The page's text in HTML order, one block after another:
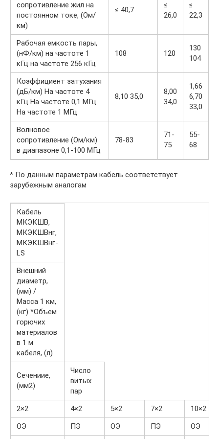
сопротивление жил на
постоянном токе, (Ом/
км)
≤ 40,7
≤
26,0
≤
22,3
Рабочая емкость пары,
(нФ/км) на частоте 1
кГц на частоте 256 кГц
108 120
130
104
Коэффициент затухания
(дБ/км) На частоте 4
кГц На частоте 0,1 МГц
На частоте 1 МГц
8,10 35,0
8,00
34,0
1,66
6,70
33,0
Волновое
сопротивление (Ом/км)
в диапазоне 0,1-100 МГц
78-83
71-
75
55-
68
* По данным параметрам кабель соответствует
зарубежным аналогам
Кабель
МКЭКШВ,
МКЭКШВнг,
МКЭКШВнг-
LS
Внешний
диаметр,
(мм) /
Масса 1 км,
(кг) *Объем
горючих
материалов
в 1 м
кабеля, (л)
Сечениие,
(мм2)
Число
витых
пар
2×2
4×2 5×2 7×2
10×2
ОЭ
ПЭ ОЭ ПЭ ОЭ